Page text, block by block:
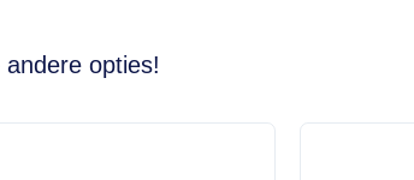
opties!